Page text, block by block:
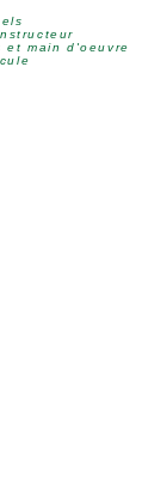
et main d'oeuvre